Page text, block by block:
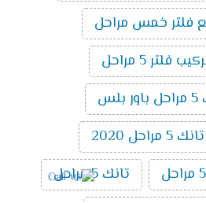
فلتر خمس مراحل
فلتر 5 مراحل
2020
تانك 5 مراحل